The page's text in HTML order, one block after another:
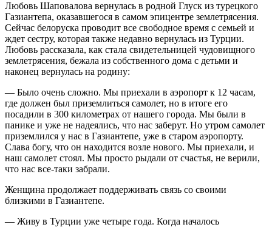
Любовь Шаповалова вернулась в родной Глуск из турецкого
Газиантепа, оказавшегося в самом эпицентре землетрясения.
Сейчас белоруска проводит все свободное время с семьей и
ждет сестру, которая также недавно вернулась из Турции.
Любовь рассказала, как стала свидетельницей чудовищного
землетрясения, бежала из собственного дома с детьми и
наконец вернулась на родину:
— Было очень сложно. Мы приехали в аэропорт к 12 часам,
где должен был приземлиться самолет, но в итоге его
посадили в 300 километрах от нашего города. Мы были в
панике и уже не надеялись, что нас заберут. Но утром самолет
приземлился у нас в Газиантепе, уже в старом аэропорту.
Слава богу, что он находится возле нового. Мы приехали, и
наш самолет стоял. Мы просто рыдали от счастья, не верили,
что нас все-таки забрали.
Женщина продолжает поддерживать связь со своими
близкими в Газиантепе.
— Живу в Турции уже четыре года. Когда началось